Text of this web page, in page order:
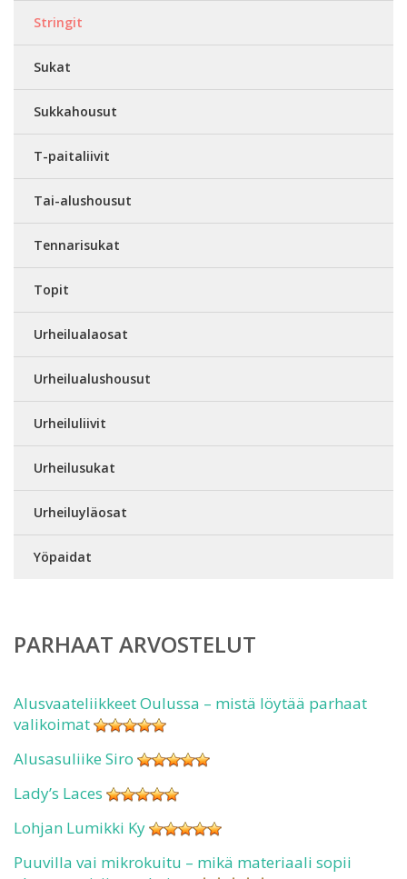
Stringit
Sukat
Sukkahousut
T-paitaliivit
Tai-alushousut
Tennarisukat
Topit
Urheilualaosat
Urheilualushousut
Urheiluliivit
Urheilusukat
Urheiluyläosat
Yöpaidat
PARHAAT ARVOSTELUT
Alusvaateliikkeet Oulussa – mistä löytää parhaat
valikoimat
Alusasuliike Siro
Lady’s Laces
Lohjan Lumikki Ky
Puuvilla vai mikrokuitu – mikä materiaali sopii